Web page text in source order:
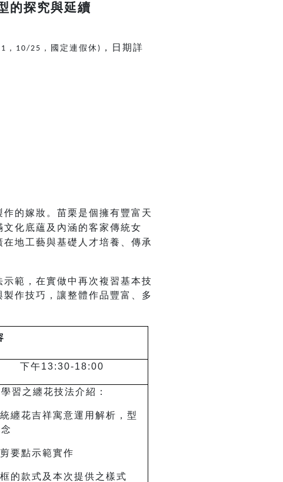
的探究與延續
， 10/25 ，國定連假休 ) ，日期詳
的嫁妝。苗栗是個擁有豐富天
化底蘊及內涵的客家傳統女
地工藝與基礎人才培養、傳承
範，在實做中再次複習基本技
作技巧，讓整體作品豐富、多
下午13:30-18:00
習之纏花技法介紹：
纏花吉祥寓意運用解析，型
要點示範實作
的款式及本次提供之樣式